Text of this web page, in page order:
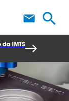
IMTS